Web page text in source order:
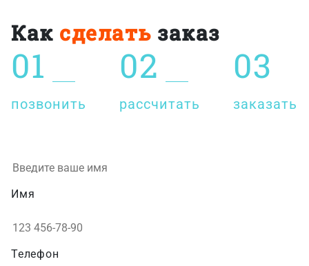
Как сделать заказ
01
позвонить
02
рассчитать
03
заказать
Имя
Телефон